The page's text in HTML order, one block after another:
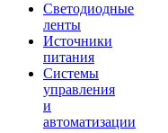
Светодиодные
ленты
Источники
питания
Системы
управления
и
автоматизации